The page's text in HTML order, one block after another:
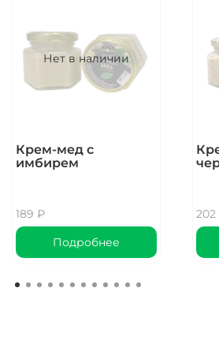
Температура
заваривания:
85 - 90 градусов
7 гр\250 мл
Аромат (сухой лист):
тонкие ноты древесной смолы
Нет в наличии
Крем-мед с
имбирем
189 ₽
Подробнее
202